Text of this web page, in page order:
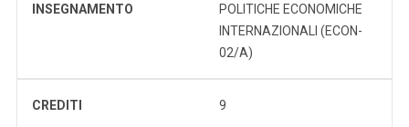
INSEGNAMENTO
POLITICHE ECONOMICHE
INTERNAZIONALI (ECON-
02/A)
CREDITI 9